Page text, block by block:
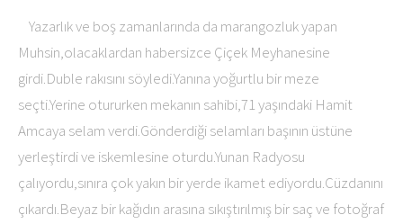
Yazarlık ve boş zamanlarında da marangozluk yapan
Muhsin,olacaklardan habersizce Çiçek Meyhanesine
girdi.Duble rakısını söyledi.Yanına yoğurtlu bir meze
seçti.Yerine otururken mekanın sahibi,71 yaşındaki Hamit
Amcaya selam verdi.Gönderdiği selamları başının üstüne
yerleştirdi ve iskemlesine oturdu.Yunan Radyosu
çalıyordu,sınıra çok yakın bir yerde ikamet ediyordu.Cüzdanını
çıkardı.Beyaz bir kağıdın arasına sıkıştırılmış bir saç ve fotoğraf